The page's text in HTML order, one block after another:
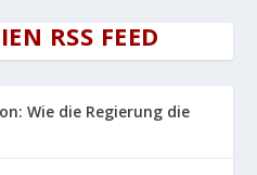
RSS FEED
Wie die Regierung die